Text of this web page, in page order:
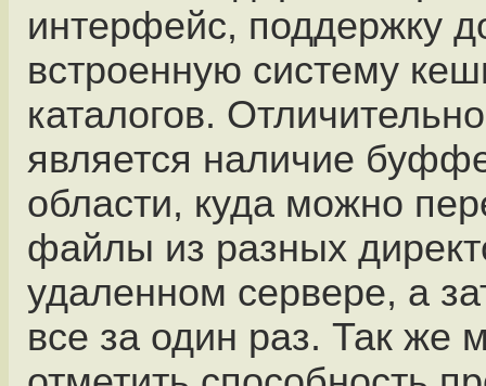
интерфейс, поддержку
встроенную систему
каталогов.
является наличие
области, куда можно
файлы из разных
удаленном сервере, а
все за один раз. Так же